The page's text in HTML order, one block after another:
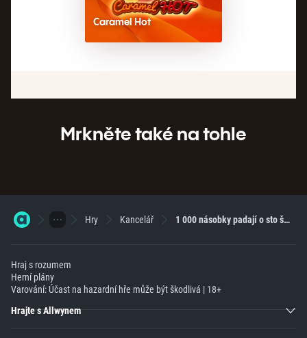
Caramel Hot
Mrkněte také na tohle
Hry Kancelář 1 000 násobky padají o sto šest
Hraj s rozumem
Herní plány
Varování: Účast na hazardní hře může být škodlivá | 18+
Hrajte s Allwynem